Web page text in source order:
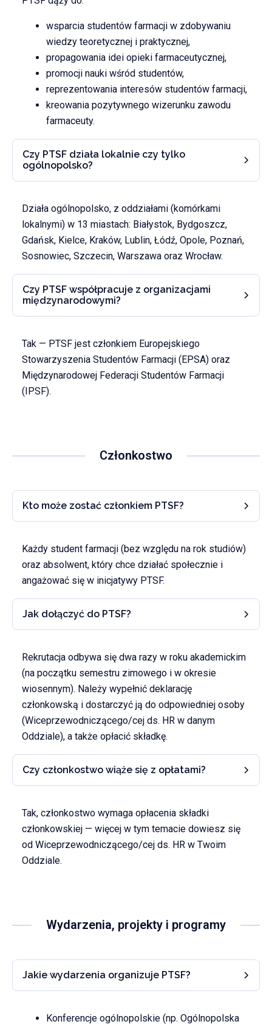
wsparcia studentów farmacji w zdobywaniu
wiedzy teoretycznej i praktycznej,
propagowania idei opieki farmaceutycznej,
promocji nauki wśród studentów,
reprezentowania interesów studentów farmacji,
kreowania pozytywnego wizerunku zawodu
farmaceuty.
Czy PTSF działa lokalnie czy tylko
ogólnopolsko?
Działa ogólnopolsko, z oddziałami (komórkami
lokalnymi) w 13 miastach: Białystok, Bydgoszcz,
Gdańsk, Kielce, Kraków, Lublin, Łódź, Opole, Poznań,
Sosnowiec, Szczecin, Warszawa oraz Wrocław.
Czy PTSF współpracuje z organizacjami
międzynarodowymi?
Tak — PTSF jest członkiem Europejskiego
Stowarzyszenia Studentów Farmacji (EPSA) oraz
Międzynarodowej Federacji Studentów Farmacji
(IPSF).
Członkostwo
Kto może zostać członkiem PTSF?
Każdy student farmacji (bez względu na rok studiów)
oraz absolwent, który chce działać społecznie i
angażować się w inicjatywy PTSF.
Jak dołączyć do PTSF?
Rekrutacja odbywa się dwa razy w roku akademickim
(na początku semestru zimowego i w okresie
wiosennym). Należy wypełnić deklarację
członkowską i dostarczyć ją do odpowiedniej osoby
(Wiceprzewodniczącego/cej ds. HR w danym
Oddziale), a także opłacić składkę.
Czy członkostwo wiąże się z opłatami?
Tak, członkostwo wymaga opłacenia składki
członkowskiej — więcej w tym temacie dowiesz się
od Wiceprzewodniczącego/cej ds. HR w Twoim
Oddziale.
Wydarzenia, projekty i programy
Jakie wydarzenia organizuje PTSF?
Konferencje ogólnopolskie (np. Ogólnopolska